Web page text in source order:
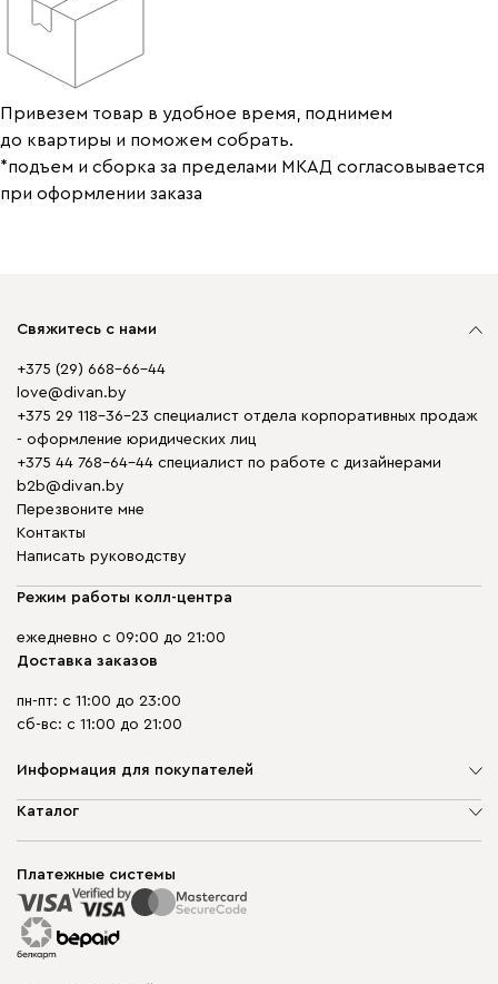
Привезем товар в удобное время, поднимем
до квартиры и поможем собрать.
*подъем и сборка за пределами МКАД согласовывается
при оформлении заказа
Свяжитесь с нами
+375 (29) 668-66-44
love@divan.by
+375 29 118-36-23 специалист отдела корпоративных продаж
- оформление юридических лиц
+375 44 768-64-44 специалист по работе с дизайнерами
b2b@divan.by
Перезвоните мне
Контакты
Написать руководству
Режим работы колл-центра
ежедневно с 09:00 до 21:00
Доставка заказов
пн-пт: с 11:00 до 23:00
сб-вс: с 11:00 до 21:00
Информация для покупателей
О компании
Способы оплаты
Рассрочка и кредит
Гарантия
Карта сайта
Каталог
Корпусная мебель
Распродажа мебели
Платежные системы